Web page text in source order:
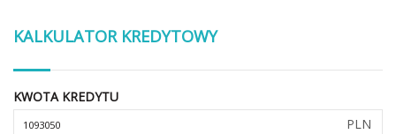
KALKULATOR KREDYTOWY
KWOTA KREDYTU
PLN